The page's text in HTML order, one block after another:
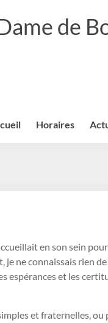
de
Horaires
en son sein
ne connaissais rien
espérances et les
et fraternelles, ou